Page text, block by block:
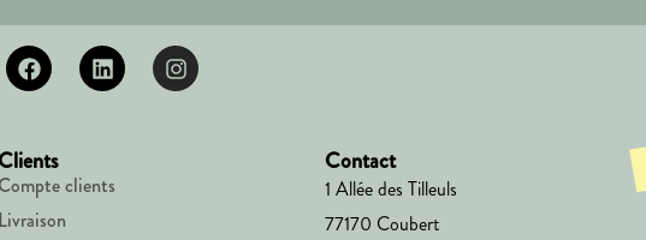
Compte clients
Livraison
Contact
1 Allée des Tilleuls
77170 Coubert